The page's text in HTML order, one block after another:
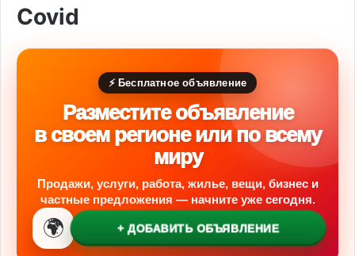
Covid
⚡ Бесплатное объявление
Разместите объявление
в своем регионе или по всему
миру
Продажи, услуги, работа, жилье, вещи, бизнес и
частные предложения — начните уже сегодня.
🌍 + ДОБАВИТЬ ОБЪЯВЛЕНИЕ